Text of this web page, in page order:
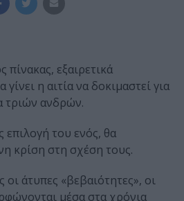
πίνακας, εξαιρετικά
η αιτία να δοκιμαστεί για
τριών ανδρών.
του ενός, θα
κρίση στη σχέση τους.
άτυπες «βεβαιότητες», οι
μέσα στα χρόνια